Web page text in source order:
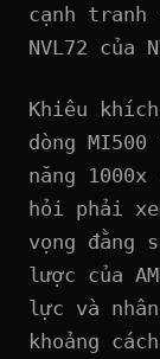
cạnh
NVL72 của
Khiêu
dòng
năng
hỏi phải
vọng đằng
lược của
lực và
khoảng